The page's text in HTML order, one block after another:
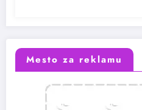
Mesto za reklamu